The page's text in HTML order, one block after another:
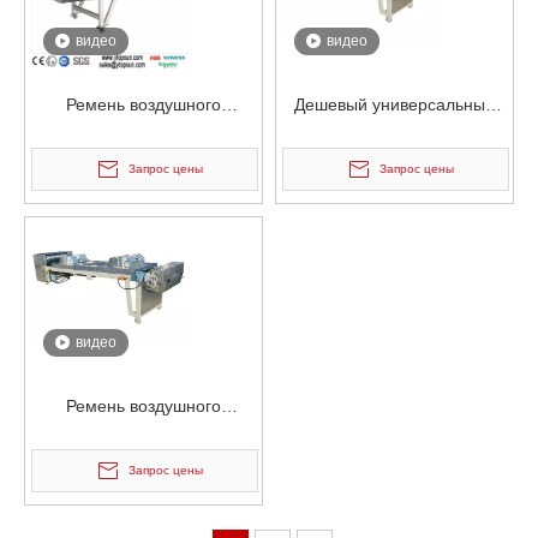
видео
Ремень воздушного
нержавеющей стали
высокого качества на заказ
Запрос цены
видео
Дешевый универсальный
охлаждения из
нержавеющей стали
Запрос цены
видео
Ремень воздушного
нержавеющей стали с
водяным охлаждением на
Запрос цены